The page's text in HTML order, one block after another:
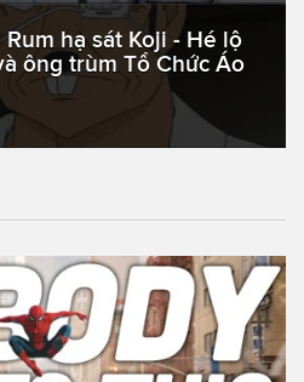
Rum hạ sát Koji - Hé lộ
ông trùm Tổ Chức Áo